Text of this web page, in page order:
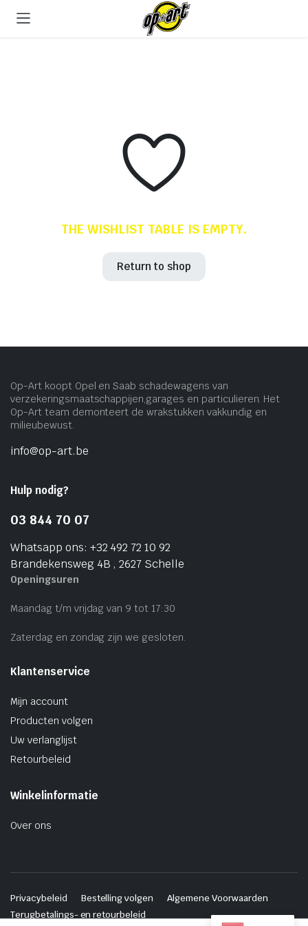
THE WISHLIST TABLE IS EMPTY.
Return to shop
Op-Art koopt Opel en Saab schadewagens van
verzekeringsmaatschappijen,garages en particulieren. Het
Op-Art team demonteert de wrakstukken vakkundig en
milieubewust.
info@op-art.be
Hulp nodig?
03 844 70 07
Whatsapp ons: +32 492 72 10 92
Brandekensweg 4B , 2627 Schelle
Openingsuren
Maandag t/m vrijdag van 9 tot 17:30
Zaterdag en zondag zijn we gesloten.
Klantenservice
Mijn account
Producten volgen
Uw verlanglijst
Retourbeleid
Winkelinformatie
Over ons
Privacybeleid Bestelling volgen
Algemene Voorwaarden
Terugbetalings- en retourbeleid